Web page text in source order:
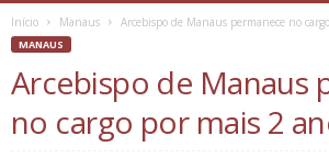
Início Manaus Arcebispo de Manaus permanece no
MANAUS
Arcebispo de Manaus
no cargo por mais 2